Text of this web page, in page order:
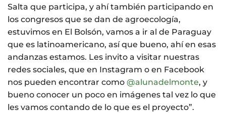
Salta que participa, y ahí también participando en
los congresos que se dan de agroecología,
estuvimos en El Bolsón, vamos a ir al de Paraguay
que es latinoamericano, así que bueno, ahí en esas
andanzas estamos. Les invito a visitar nuestras
redes sociales, que en Instagram o en Facebook
nos pueden encontrar como @alunadelmonte, y
bueno conocer un poco en imágenes tal vez lo que
les vamos contando de lo que es el proyecto”.